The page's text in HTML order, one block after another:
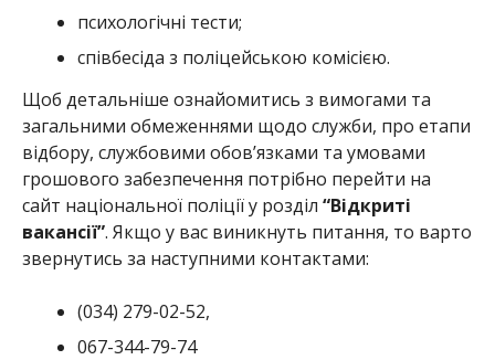
психологічні тести;
співбесіда з поліцейською комісією.
Щоб детальніше ознайомитись з вимогами та
загальними обмеженнями щодо служби, про етапи
відбору, службовими обов’язками та умовами
грошового забезпечення потрібно перейти на
сайт національної поліції у розділ “Відкриті
вакансії”. Якщо у вас виникнуть питання, то варто
звернутись за наступними контактами:
(034) 279-02-52,
067-344-79-74